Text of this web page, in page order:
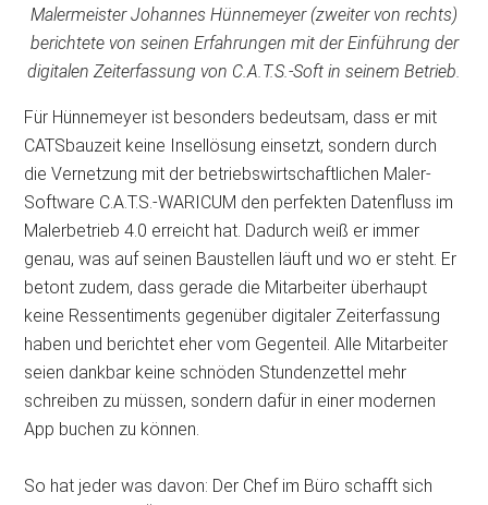
Malermeister Johannes Hünnemeyer (zweiter von rechts)
berichtete von seinen Erfahrungen mit der Einführung der
digitalen Zeiterfassung von C.A.T.S.-Soft in seinem Betrieb.
Für Hünnemeyer ist besonders bedeutsam, dass er mit
CATSbauzeit keine Insellösung einsetzt, sondern durch
die Vernetzung mit der betriebswirtschaftlichen Maler-
Software C.A.T.S.-WARICUM den perfekten Datenfluss im
Malerbetrieb 4.0 erreicht hat. Dadurch weiß er immer
genau, was auf seinen Baustellen läuft und wo er steht. Er
betont zudem, dass gerade die Mitarbeiter überhaupt
keine Ressentiments gegenüber digitaler Zeiterfassung
haben und berichtet eher vom Gegenteil. Alle Mitarbeiter
seien dankbar keine schnöden Stundenzettel mehr
schreiben zu müssen, sondern dafür in einer modernen
App buchen zu können.
So hat jeder was davon: Der Chef im Büro schafft sich